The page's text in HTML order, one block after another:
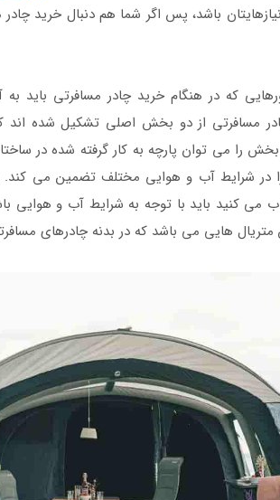
باشد، پس اگر شما هم دنبال خرید
که در هنگام خرید چادر مسافرتی باید
مسافرتی از دو بخش اصلی تشکیل شده اند که
را می توان پارچه به کار گرفته شده در
در شرایط آب و هوایی مختلف تضمین می کند.
می کنید باید با توجه به شرایط آب و هوایی
متریال هایی می باشد که در بدنه چادرهای